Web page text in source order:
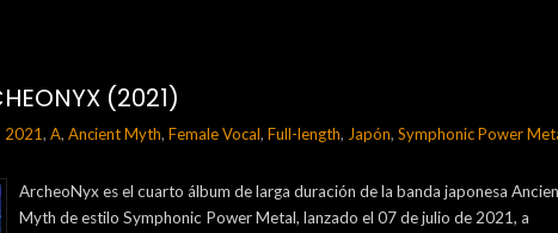
(2021)
2021, A, Ancient Myth, Female Vocal, Full-length, Japón, Symphonic Power
ArcheoNyx es el cuarto álbum de larga duración de la banda japonesa
Myth de estilo Symphonic Power Metal, lanzado el 07 de julio de 2021, a